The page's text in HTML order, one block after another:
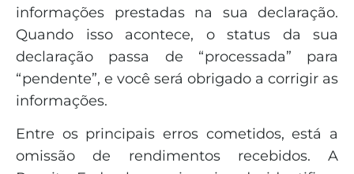
informações prestadas na sua declaração.
Quando isso acontece, o status da sua
declaração passa de “processada” para
“pendente”, e você será obrigado a corrigir as
informações.
Entre os principais erros cometidos, está a
omissão de rendimentos recebidos. A